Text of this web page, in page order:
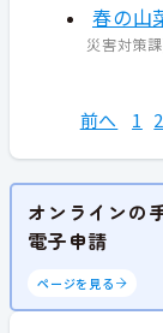
春の山
災害対策課
前へ 1 2
オンラインの
電子申請
ページを見る